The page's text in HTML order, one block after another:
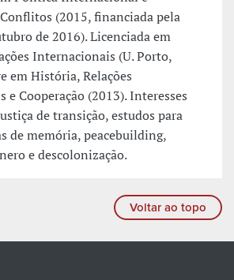
(2015, financiada pela
de 2016). Licenciada em
Internacionais (U. Porto,
em História, Relações
e Cooperação (2013). Interesses
de transição, estudos para
de memória, peacebuilding,
e descolonização.
Voltar ao topo